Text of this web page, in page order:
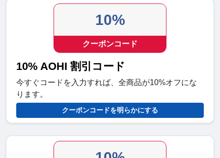
10%
クーポンコード
10% AOHI 割引コード
今すぐコードを入力すれば、全商品が10%オフにな
ります。
クーポンコードを明らかにする